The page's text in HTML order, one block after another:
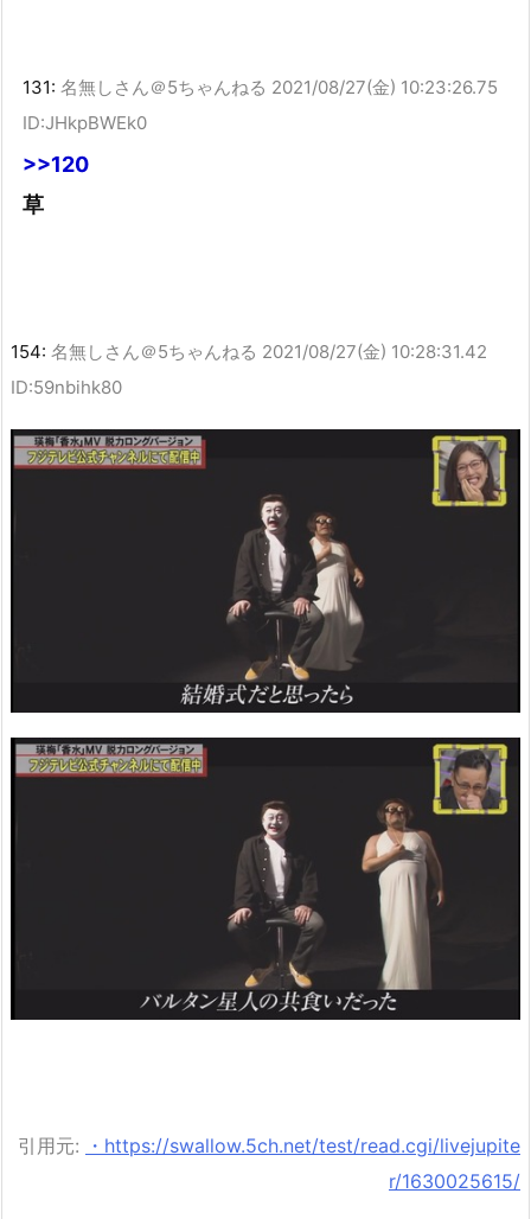
131: 名無しさん＠5ちゃんねる 2021/08/27(金) 10:23:26.75
ID:JHkpBWEk0
>>120
草
154: 名無しさん＠5ちゃんねる 2021/08/27(金) 10:28:31.42
ID:59nbihk80
引用元:
・https://swallow.5ch.net/test/read.cgi/livejupite
r/1630025615/